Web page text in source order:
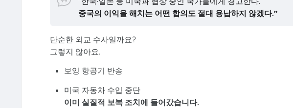
중국의 이익을 해치는 어떤 합의도 절대 용납하지 않겠다.”
단순한 외교 수사일까요?
그렇지 않아요.
보잉 항공기 반송
미국 자동차 수입 중단
이미 실질적 보복 조치에 들어갔습니다.